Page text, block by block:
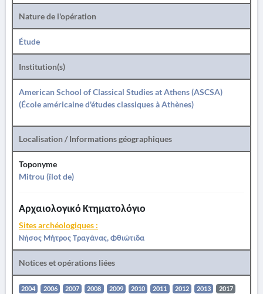
Nature de l'opération
Étude
Institution(s)
American School of Classical Studies at Athens (ASCSA)
(École américaine d'études classiques à Athènes)
Localisation / Informations géographiques
Toponyme
Mitrou (îlot de)
Αρχαιολογικό Κτηματολόγιο
Sites archéologiques :
Νήσος Μήτρος Τραγάνας, Φθιώτιδα
Notices et opérations liées
2004 2006 2007 2008 2009 2010 2011 2012 2013
2017